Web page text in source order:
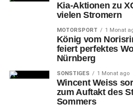
Kia-Aktionen zu
vielen Stromern
MOTORSPORT 1 Monat
König vom
feiert perfektes
Nürnberg
SONSTIGES 1 Monat ago
Wincent Weiss
zum Auftakt des
Sommers